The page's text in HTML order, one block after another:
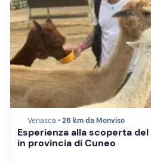
Venasca •26 km da Monviso
Esperienza alla scoperta
in provincia di Cuneo